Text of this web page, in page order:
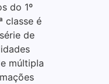
do 1º
classe é
de
múltipla